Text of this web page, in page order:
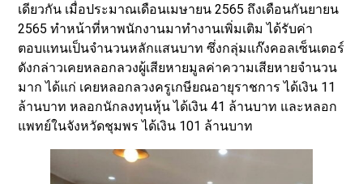
เดียวกัน เมื่อประมาณเดือนเมษายน 2565 ถึงเดือนกันยายน
2565 ทำหน้าที่หาพนักงานมาทำงานเพิ่มเติม ได้รับค่า
ตอบแทนเป็นจำนวนหลักแสนบาท ซึ่งกลุ่มแก๊งคอลเซ็นเตอร์
ดังกล่าวเคยหลอกลวงผู้เสียหายมูลค่าความเสียหายจำนวน
มาก ได้แก่ เคยหลอกลวงครูเกษียณอายุราชการ ได้เงิน 11
ล้านบาท หลอกนักลงทุนหุ้น ได้เงิน 41 ล้านบาท และหลอก
แพทย์ในจังหวัดชุมพร ได้เงิน 101 ล้านบาท